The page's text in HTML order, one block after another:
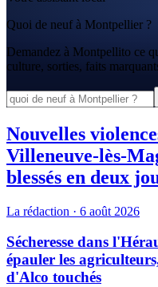
Quoi de neuf à Montpellier ?
Demandez à Montpellito ce
culture, sorties, faits
Nouvelles
Villeneuve-lès-
blessés en deux
La rédaction · 6 août 2026
Sécheresse dans
épauler les
d'Alco touchés